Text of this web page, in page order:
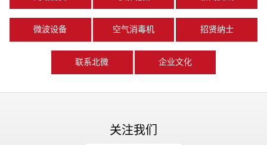
微波设备 空气消毒机 招贤纳士
联系北微 企业文化
关注我们